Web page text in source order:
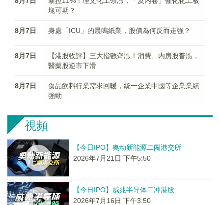
塊可期？
8月7日 身處「ICU」的晨鳴紙業，股價為何反而走強？
8月7日
【港股收評】三大指數齊漲！消費、内房股普漲，
醫藥股逆市下滑
8月7日
食品飲料行業需求回暖，統一企業中國等企業業績
強勁
視頻
【今日IPO】奥动新能源二闯港交所
2026年7月21日 下午5:50
【今日IPO】威兆半导体二冲港股
2026年7月16日 下午3:50